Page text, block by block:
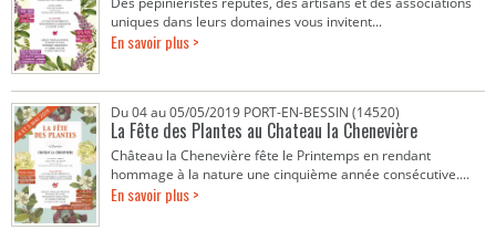
uniques dans leurs domaines vous invitent...
En savoir plus >
Du 04 au 05/05/2019 PORT-EN-BESSIN (14520)
La Fête des Plantes au Chateau la Chenevière
Château la Chenevière fête le Printemps en rendant
hommage à la nature une cinquième année consécutive....
En savoir plus >